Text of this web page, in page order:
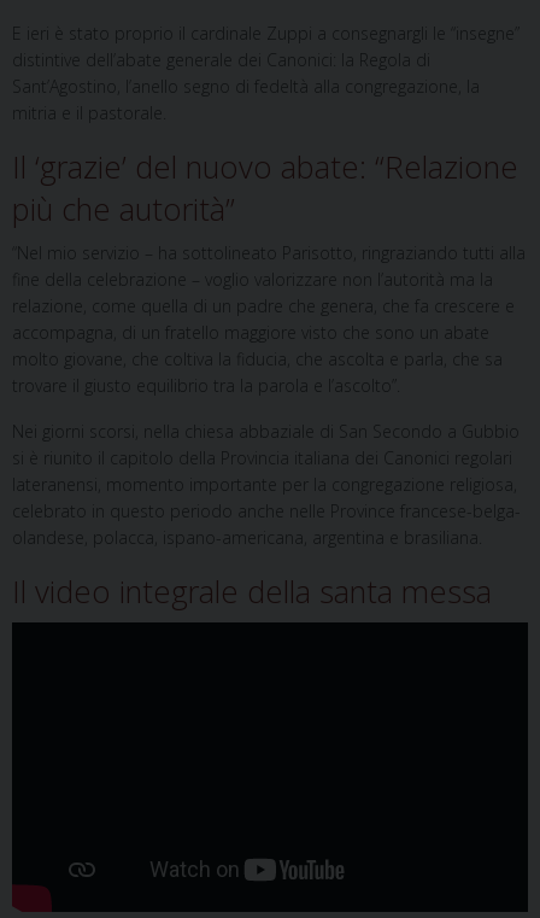
E ieri è stato proprio il cardinale Zuppi a consegnargli le “insegne”
distintive dell’abate generale dei Canonici: la Regola di
Sant’Agostino, l’anello segno di fedeltà alla congregazione, la
mitria e il pastorale.
Il ‘grazie’ del nuovo abate: “Relazione
più che autorità”
“Nel mio servizio – ha sottolineato Parisotto, ringraziando tutti alla
fine della celebrazione – voglio valorizzare non l’autorità ma la
relazione, come quella di un padre che genera, che fa crescere e
accompagna, di un fratello maggiore visto che sono un abate
molto giovane, che coltiva la fiducia, che ascolta e parla, che sa
trovare il giusto equilibrio tra la parola e l’ascolto”.
Nei giorni scorsi, nella chiesa abbaziale di San Secondo a Gubbio
si è riunito il capitolo della Provincia italiana dei Canonici regolari
lateranensi, momento importante per la congregazione religiosa,
celebrato in questo periodo anche nelle Province francese-belga-
olandese, polacca, ispano-americana, argentina e brasiliana.
Il video integrale della santa messa